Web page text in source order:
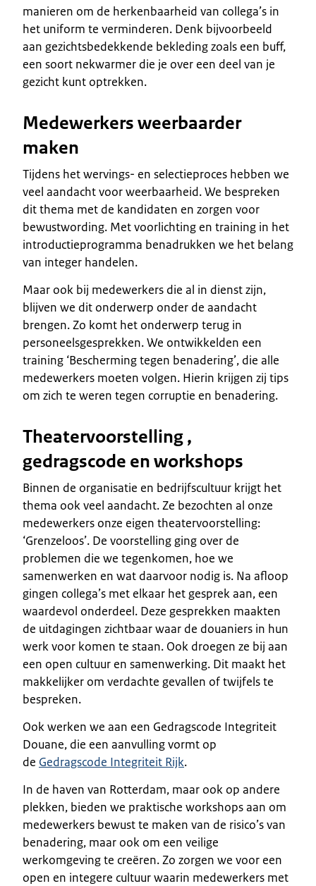
manieren om de herkenbaarheid van collega’s in
het uniform te verminderen. Denk bijvoorbeeld
aan gezichtsbedekkende bekleding zoals een buff,
een soort nekwarmer die je over een deel van je
gezicht kunt optrekken.
Medewerkers weerbaarder
maken
Tijdens het wervings- en selectieproces hebben we
veel aandacht voor weerbaarheid. We bespreken
dit thema met de kandidaten en zorgen voor
bewustwording. Met voorlichting en training in het
introductieprogramma benadrukken we het belang
van integer handelen.
Maar ook bij medewerkers die al in dienst zijn,
blijven we dit onderwerp onder de aandacht
brengen. Zo komt het onderwerp terug in
personeelsgesprekken. We ontwikkelden een
training ‘Bescherming tegen benadering’, die alle
medewerkers moeten volgen. Hierin krijgen zij tips
om zich te weren tegen corruptie en benadering.
Theatervoorstelling ,
gedragscode en workshops
Binnen de organisatie en bedrijfscultuur krijgt het
thema ook veel aandacht. Ze bezochten al onze
medewerkers onze eigen theatervoorstelling:
‘Grenzeloos’. De voorstelling ging over de
problemen die we tegenkomen, hoe we
samenwerken en wat daarvoor nodig is. Na afloop
gingen collega’s met elkaar het gesprek aan, een
waardevol onderdeel. Deze gesprekken maakten
de uitdagingen zichtbaar waar de douaniers in hun
werk voor komen te staan. Ook droegen ze bij aan
een open cultuur en samenwerking. Dit maakt het
makkelijker om verdachte gevallen of twijfels te
bespreken.
Ook werken we aan een Gedragscode Integriteit
Douane, die een aanvulling vormt op
de Gedragscode Integriteit Rijk.
In de haven van Rotterdam, maar ook op andere
plekken, bieden we praktische workshops aan om
medewerkers bewust te maken van de risico’s van
benadering, maar ook om een veilige
werkomgeving te creëren. Zo zorgen we voor een
open en integere cultuur waarin medewerkers met